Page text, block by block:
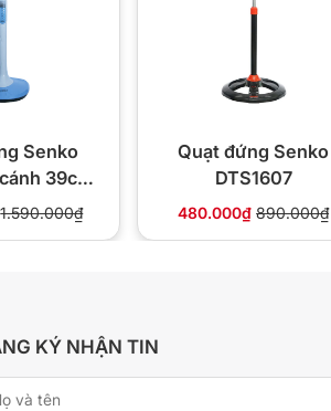
Senko
39cm
khiển từ
1.590.000₫
Quạt đứng Senko
DTS1607
480.000₫ 890.000₫
KÝ NHẬN TIN